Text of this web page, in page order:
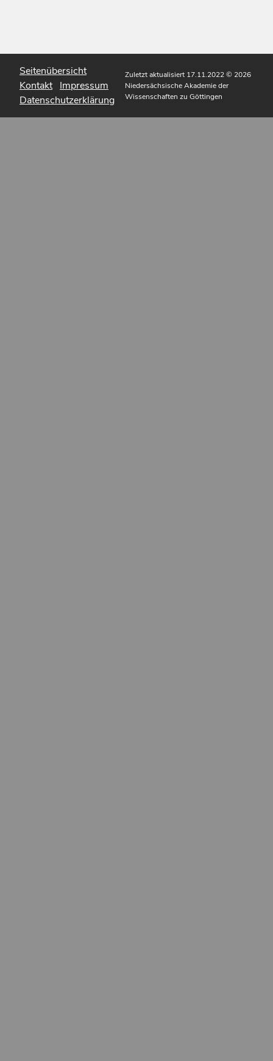
Seitenübersicht
Kontakt Impressum
Datenschutzerklärung
Zuletzt aktualisiert 17.11.2022© 2026
Niedersächsische Akademie der
Wissenschaften zu Göttingen